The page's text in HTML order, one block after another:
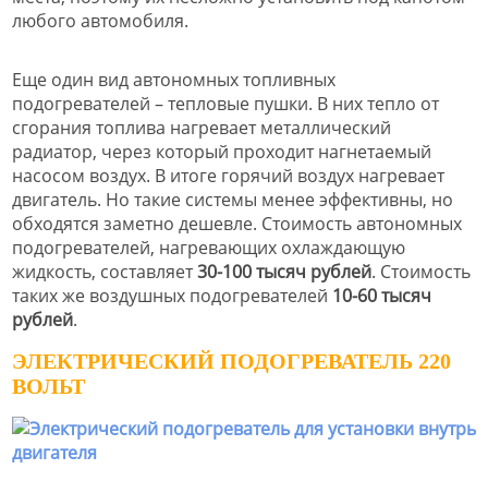
любого автомобиля.
Еще один вид автономных топливных
подогревателей – тепловые пушки. В них тепло от
сгорания топлива нагревает металлический
радиатор, через который проходит нагнетаемый
насосом воздух. В итоге горячий воздух нагревает
двигатель. Но такие системы менее эффективны, но
обходятся заметно дешевле. Стоимость автономных
подогревателей, нагревающих охлаждающую
жидкость, составляет30-100 тысяч рублей. Стоимость
таких же воздушных подогревателей 10-60 тысяч
рублей.
ЭЛЕКТРИЧЕСКИЙ ПОДОГРЕВАТЕЛЬ 220
ВОЛЬТ